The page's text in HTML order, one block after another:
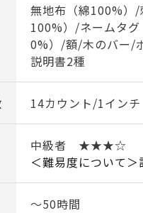
無地布（綿100%）
100%）/ネームタ
0%）/額/木のバー/
説明書2種
14カウント/1イン
中級者 ★★★☆
＜難易度について＞
～50時間